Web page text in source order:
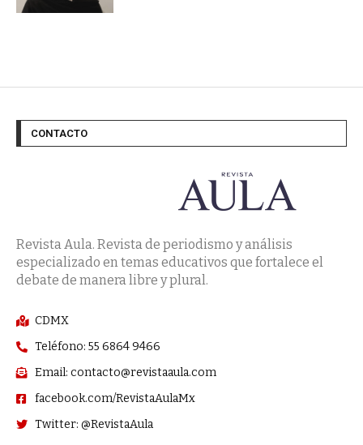
CONTACTO
Revista Aula. Revista de periodismo y análisis
especializado en temas educativos que fortalece el
debate de manera libre y plural.
CDMX
Teléfono: 55 6864 9466
Email: contacto@revistaaula.com
facebook.com/RevistaAulaMx
Twitter: @RevistaAula